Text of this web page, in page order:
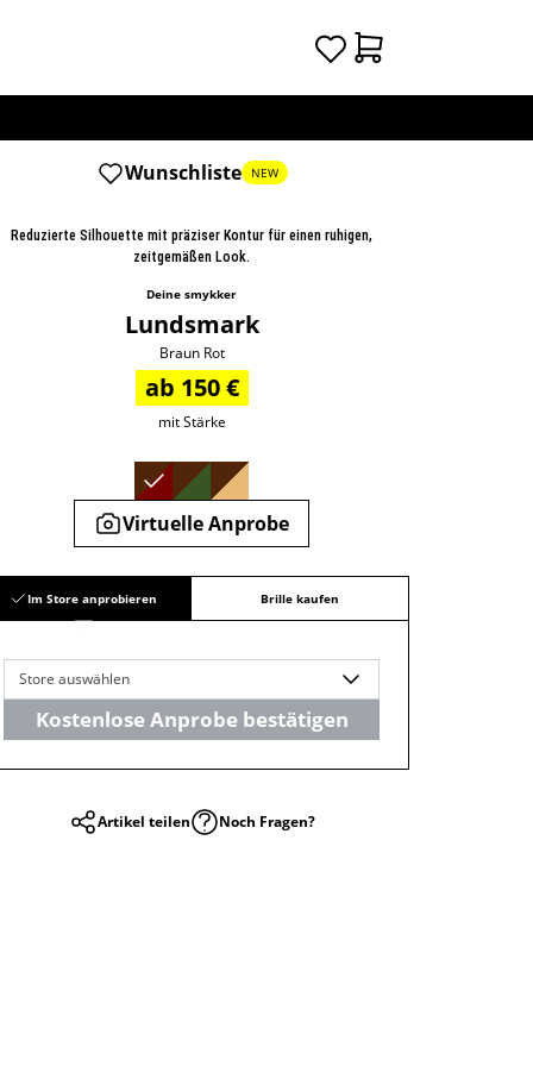
Wunschliste NEW
Reduzierte Silhouette mit präziser Kontur für einen ruhigen,
zeitgemäßen Look.
Deine smykker
Lundsmark
Braun Rot
ab 150 €
mit Stärke
Virtuelle Anprobe
Im Store anprobieren Brille kaufen
Store auswählen
Kostenlose Anprobe bestätigen
Artikel teilen Noch Fragen?